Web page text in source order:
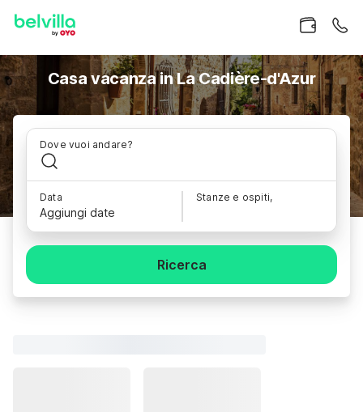
Casa vacanza in La Cadière-d'Azur
Dove vuoi andare?
Data
Aggiungi date
Stanze e ospiti,
Ricerca